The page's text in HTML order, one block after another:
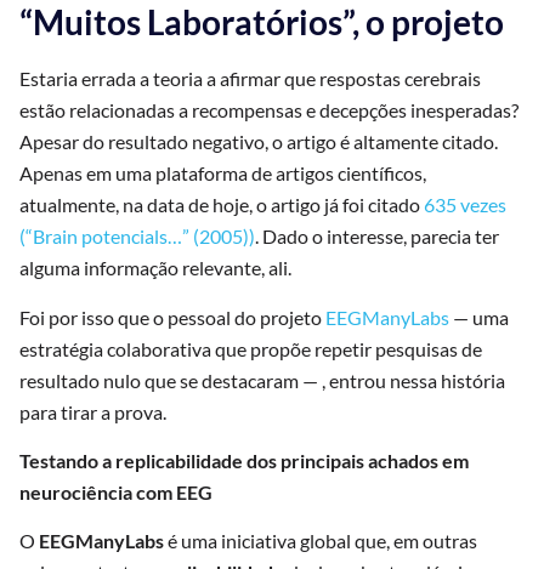
“Muitos Laboratórios”, o projeto
Estaria errada a teoria a afirmar que respostas cerebrais
estão relacionadas a recompensas e decepções inesperadas?
Apesar do resultado negativo, o artigo é altamente citado.
Apenas em uma plataforma de artigos científicos,
atualmente, na data de hoje, o artigo já foi citado635 vezes
(“Brain potencials…” (2005)). Dado o interesse, parecia ter
alguma informação relevante, ali.
Foi por isso que o pessoal do projeto EEGManyLabs — uma
estratégia colaborativa que propõe repetir pesquisas de
resultado nulo que se destacaram — , entrou nessa história
para tirar a prova.
Testando a replicabilidade dos principais achados em
neurociência com EEG
O EEGManyLabsé uma iniciativa global que, em outras